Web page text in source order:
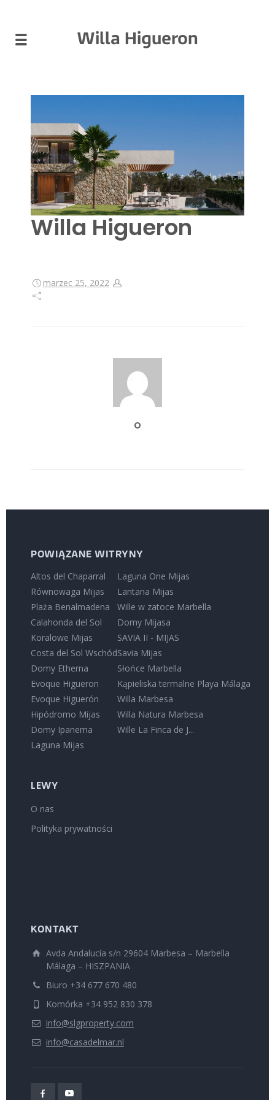
Willa Higueron
Willa Higueron
marzec 25, 2022
O
POWIĄZANE WITRYNY
Altos del Chaparral
Równowaga Mijas
Plaża Benalmadena
Calahonda del Sol
Koralowe Mijas
Costa del Sol Wschód
Domy Etherna
Evoque Higueron
Evoque Higuerón
Hipódromo Mijas
Domy Ipanema
Laguna Mijas
Laguna One Mijas
Lantana Mijas
Wille w zatoce Marbella
Domy Mijasa
SAVIA II - MIJAS
Savia Mijas
Słońce Marbella
Kąpieliska termalne Playa Málaga
Willa Marbesa
Willa Natura Marbesa
Wille La Finca de J...
LEWY
O nas
Polityka prywatności
KONTAKT
Avda Andalucía s/n 29604 Marbesa – Marbella
Málaga – HISZPANIA
Biuro +34 677 670 480
Komórka +34 952 830 378
info@slgproperty.com
info@casadelmar.nl